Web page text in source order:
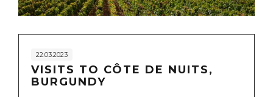
22.03.2023
VISITS TO CÔTE DE NUITS,
BURGUNDY